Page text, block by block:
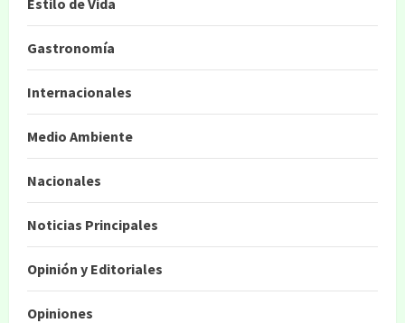
Estilo de Vida
Gastronomía
Internacionales
Medio Ambiente
Nacionales
Noticias Principales
Opinión y Editoriales
Opiniones